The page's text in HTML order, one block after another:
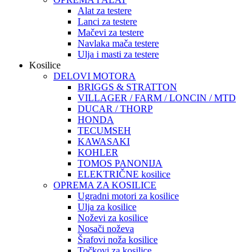
Alat za testere
Lanci za testere
Mačevi za testere
Navlaka mača testere
Ulja i masti za testere
Kosilice
DELOVI MOTORA
BRIGGS & STRATTON
VILLAGER / FARM / LONCIN / MTD
DUCAR / THORP
HONDA
TECUMSEH
KAWASAKI
KOHLER
TOMOS PANONIJA
ELEKTRIČNE kosilice
OPREMA ZA KOSILICE
Ugradni motori za kosilice
Ulja za kosilice
Noževi za kosilice
Nosači noževa
Šrafovi noža kosilice